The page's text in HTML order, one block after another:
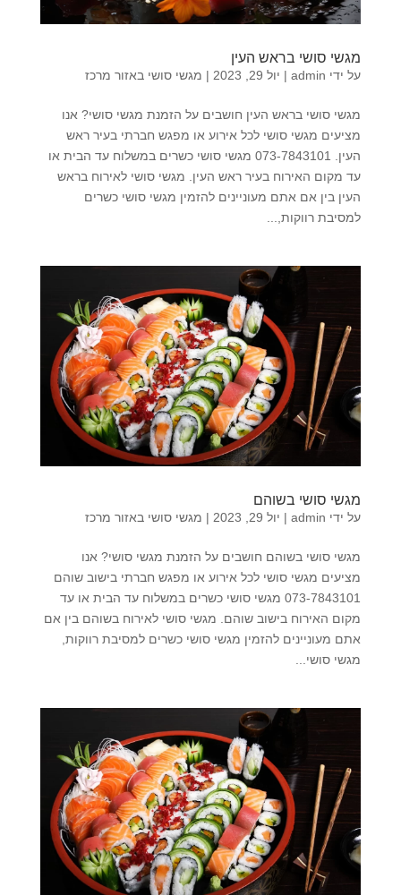
מגשי סושי בראש העין
על ידי admin
| יול 29, 2023 | מגשי סושי באזור מרכז
מגשי סושי בראש העין חושבים על הזמנת מגשי סושי? אנו
מציעים מגשי סושי לכל אירוע או מפגש חברתי בעיר ראש
העין. 073-7843101 מגשי סושי כשרים במשלוח עד הבית או
עד מקום האירוח בעיר ראש העין. מגשי סושי לאירוח בראש
העין בין אם אתם מעוניינים להזמין מגשי סושי כשרים
למסיבת רווקות,...
מגשי סושי בשוהם
על ידי admin
| יול 29, 2023 | מגשי סושי באזור מרכז
מגשי סושי בשוהם חושבים על הזמנת מגשי סושי? אנו
מציעים מגשי סושי לכל אירוע או מפגש חברתי בישוב שוהם
073-7843101 מגשי סושי כשרים במשלוח עד הבית או עד
מקום האירוח בישוב שוהם. מגשי סושי לאירוח בשוהם בין אם
אתם מעוניינים להזמין מגשי סושי כשרים למסיבת רווקות,
מגשי סושי...